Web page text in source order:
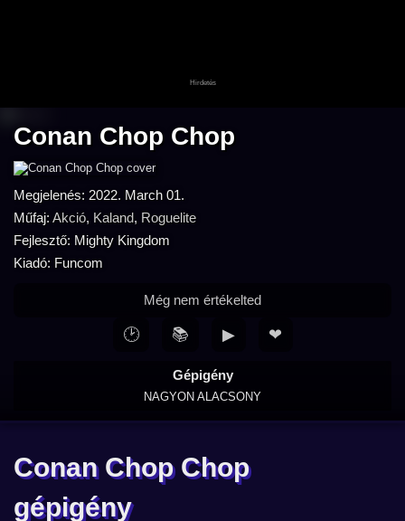
Conan Chop Chop
Megjelenés: 2022. March 01.
Műfaj: Akció, Kaland, Roguelite
Fejlesztő: Mighty Kingdom
Kiadó: Funcom
Gépigény
NAGYON ALACSONY
Még nem értékelted
🕑 📚 ▶ ❤
Conan Chop Chop
gépigény